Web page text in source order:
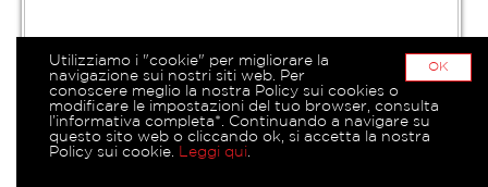
OK
Utilizziamo i "cookie" per migliorare la
navigazione sui nostri siti web. Per
conoscere meglio la nostra Policy sui cookies o
modificare le impostazioni del tuo browser, consulta
l’informativa completa*. Continuando a navigare su
questo sito web o cliccando ok, si accetta la nostra
Policy sui cookie.
Leggi qui